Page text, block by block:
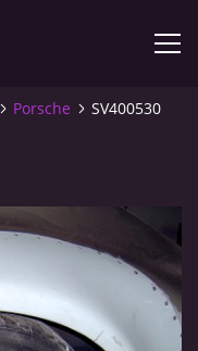
Porsche SV400530